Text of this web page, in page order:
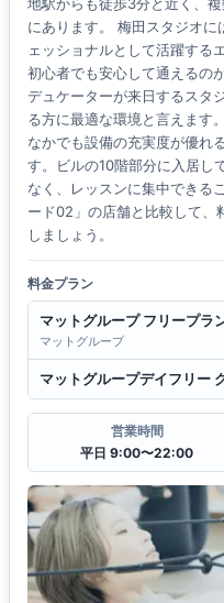
にあります。 梅田スタジオ
ェッショナルとして活躍する
初心者でも安心して通えるの
デュケーターが来日するスタ
る方に最適な環境と言えます
なかでも設備の充実度が優れ
す。ビルの10階部分に入居し
なく、レッスンに集中できる
ード02」の店舗と比較して、
しましょう。
料金プラン
マットグループ フリープラ
マットグループ
マットグループデイフリー
営業時間
平日 9:00〜22:00